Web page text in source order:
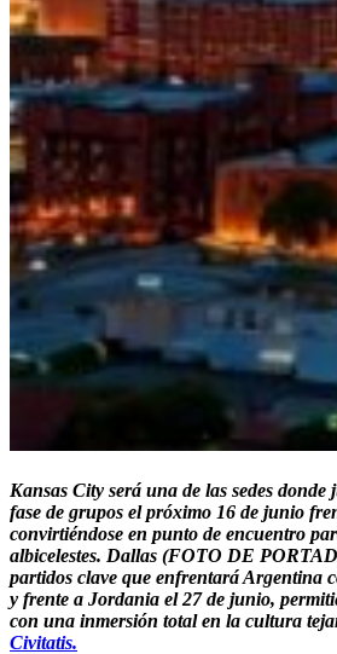
Kansas City será una de las sedes donde jugará Argentina en la
fase de grupos el próximo 16 de junio
convirtiéndose en punto de encuentro
albicelestes. Dallas (FOTO DE
partidos clave que enfrentará Argentina
y frente a Jordania el 27 de junio,
con una inmersión total en la cultura
Civitatis.